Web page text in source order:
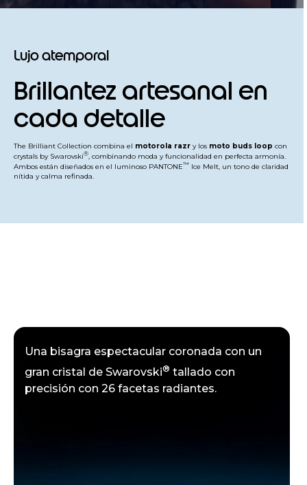
Lujo atemporal
Brillantez artesanal en
cada detalle
The Brilliant Collection combina el motorola razr y los moto buds loop con
crystals by Swarovski®, combinando moda y funcionalidad en perfecta armonía.
Ambos están diseñados en el luminoso PANTONE™ Ice Melt, un tono de claridad
nítida y calma refinada.
Acabado con teclas de volumen inspiradas
en cristales, tu Motorola Razr está diseñado
para deslumbrar desde todos los ángulos.